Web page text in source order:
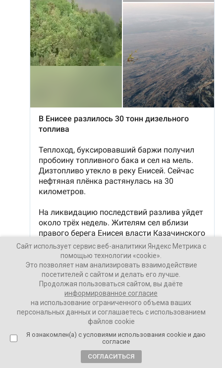
Сайт использует сервис веб-аналитики Яндекс Метрика с
помощью технологии «cookie».
Это позволяет нам анализировать взаимодействие
посетителей с сайтом и делать его лучше.
Продолжая пользоваться сайтом, вы даёте
информированное согласие
на использование ограниченного объема ваших
персональных данных и соглашаетесь с использованием
файлов cookie
Я ознакомлен(а) с условиями использования cookie и даю
согласие
СОГЛАСИТЬСЯ